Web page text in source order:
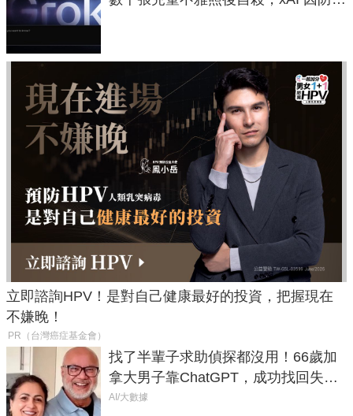
立即諮詢HPV！是對自己健康最好的投資，把握現在
不嫌晚！
PR（台灣癌症基金會）
找了半輩子求助偵探都沒用！66歲加
拿大男子靠ChatGPT，成功找回失散
50年家人
AI/大數據